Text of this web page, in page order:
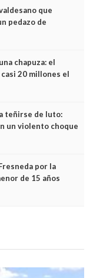
que
pedazo de
chapuza: el
20 millones el
cabían por los
teñirse de luto:
un violento choque
por la
de 15 años